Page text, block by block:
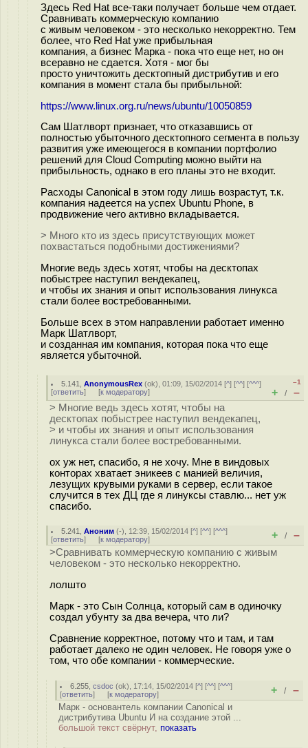
Здесь Red Hat все-таки получает больше чем отдает.
Сравнивать коммерческую компанию
с живым человеком - это несколько некорректно. Тем
более, что Red Hat уже прибыльная
компания, а бизнес Марка - пока что еще нет, но он
всеравно не сдается. Хотя - мог бы
просто уничтожить десктопный дистрибутив и его
компания в момент стала бы прибыльной:
https://www.linux.org.ru/news/ubuntu/10050859
Сам Шатлворт признает, что отказавшись от
полностью убыточного десктопного сегмента в пользу
развития уже имеющегося в компании портфолио
решений для Cloud Computing можно выйти на
прибыльность, однако в его планы это не входит.
Расходы Canonical в этом году лишь возрастут, т.к.
компания надеется на успех Ubuntu Phone, в
продвижение чего активно вкладывается.
> Много кто из здесь присутствующих может
похвастаться подобными достижениями?
Многие ведь здесь хотят, чтобы на десктопах
побыстрее наступил вендекапец,
и чтобы их знания и опыт использования линукса
стали более востребованными.
Больше всех в этом направлении работает именно
Марк Шатлворт,
и созданная им компания, которая пока что еще
является убыточной.
5.141 ,AnonymousRex (ok), 01:09, 15/02/2014 [^] [^^] [^^^]
[ответить] [к модератору]
–1
+ / –
> Многие ведь здесь хотят, чтобы на
десктопах побыстрее наступил вендекапец,
> и чтобы их знания и опыт использования
линукса стали более востребованными.
ох уж нет, спасибо, я не хочу. Мне в виндовых
конторах хватает эникеев с манией величия,
лезущих крувыми руками в сервер, если такое
случится в тех ДЦ где я линуксы ставлю... нет уж
спасибо.
5.241 ,Аноним (-), 12:39, 15/02/2014 [^] [^^] [^^^]
[ответить] [к модератору] + / –
>Сравнивать коммерческую компанию с живым
человеком - это несколько некорректно.
лолшто
Марк - это Сын Солнца, который сам в одиночку
создал убунту за два вечера, что ли?
Сравнение корректное, потому что и там, и там
работает далеко не один человек. Не говоря уже о
том, что обе компании - коммерческие.
6.255 ,csdoc (ok), 17:14, 15/02/2014 [^] [^^] [^^^]
[ответить] [к модератору] + / –
Марк - основантель компании Canonical и
дистрибутива Ubuntu И на создание этой ...
большой текст свёрнут, показать